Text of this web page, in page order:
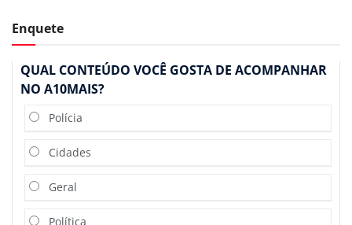
Enquete
QUAL CONTEÚDO VOCÊ GOSTA DE ACOMPANHAR
NO A10MAIS?
Polícia
Cidades
Geral
Política